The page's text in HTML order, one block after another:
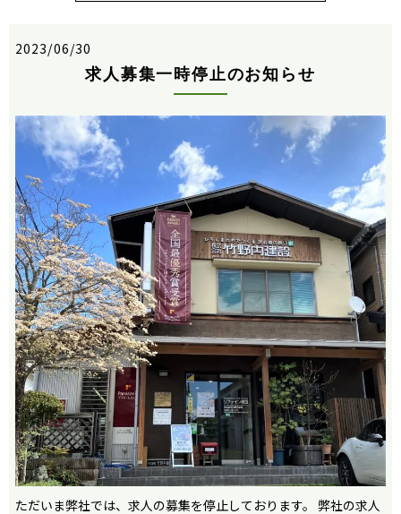
2023/06/30
求人募集一時停止のお知らせ
ただいま弊社では、求人の募集を停止しております。 弊社の求人